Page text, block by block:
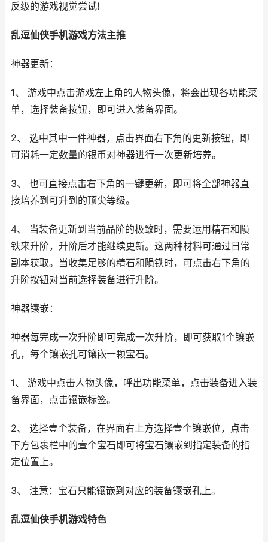
反级的游戏视觉尝试!
乱逗仙侠手机游戏方法主推
神器更新：
1、 游戏中点击游戏左上角的人物头像，将会出现各功能菜
单，选择装备按钮，即可进入装备界面。
2、 选中其中一件神器，点击界面右下角的更新按钮，即
可消耗一定数量的银币对神器进行一次更新培养。
3、 也可直接点击右下角的一键更新，即可将全部神器直
接培养到可升到的顶尖等级。
4、 当装备更新到当前品阶的极致时，需要运用精石和陨
铁来升阶，升阶后才能继续更新。这两种材料可通过日常
副本获取。当收集足够的精石和陨铁时，可点击右下角的
升阶按钮对当前选择装备进行升阶。
神器镶嵌：
神器每完成一次升阶即可完成一次升阶，即可获取1个镶嵌
孔，每个镶嵌孔可镶嵌一颗宝石。
1、 游戏中点击人物头像，呼出功能菜单，点击装备进入装
备界面，点击镶嵌标签。
2、 选择壹个装备，在界面右上方选择壹个镶嵌位，点击
下方包裹栏中的壹个宝石即可将宝石镶嵌到指定装备的指
定位置上。
3、 注意：宝石只能镶嵌到对应的装备镶嵌孔上。
乱逗仙侠手机游戏特色